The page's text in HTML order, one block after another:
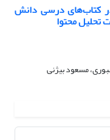
کتاب‌های درسی دانش
تحلیل محتوا
مسعود بیژنی